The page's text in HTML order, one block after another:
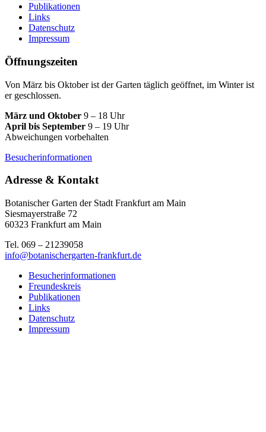
Publikationen
Links
Datenschutz
Impressum
Öffnungszeiten
Von März bis Oktober ist der Garten täglich geöffnet, im Winter ist
er geschlossen.
März und Oktober 9 – 18 Uhr
April bis September 9 – 19 Uhr
Abweichungen vorbehalten
Besucherinformationen
Adresse & Kontakt
Botanischer Garten der Stadt Frankfurt am Main
Siesmayerstraße 72
60323 Frankfurt am Main
Tel. 069 – 21239058
info@botanischergarten-frankfurt.de
Besucherinformationen
Freundeskreis
Publikationen
Links
Datenschutz
Impressum